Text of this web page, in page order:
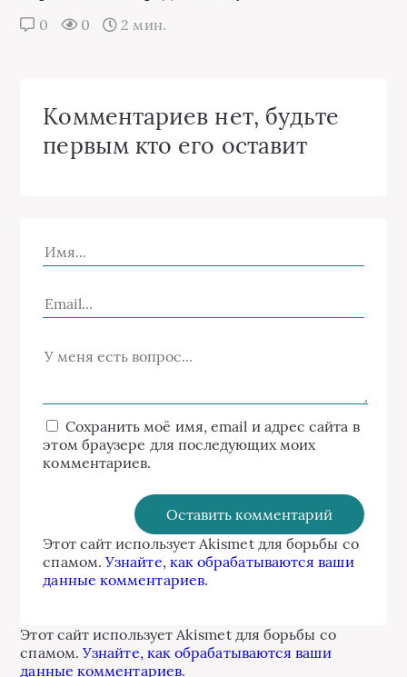
0 0 2 мин.
Комментариев нет, будьте
первым кто его оставит
Сохранить моё имя, email и адрес сайта в
этом браузере для последующих моих
комментариев.
Этот сайт использует Akismet для борьбы со
спамом.Узнайте, как обрабатываются ваши
данные комментариев.
Этот сайт использует Akismet для борьбы со
спамом.Узнайте, как обрабатываются ваши
данные комментариев.